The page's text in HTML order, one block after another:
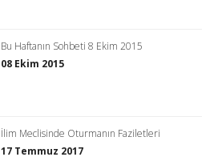
Bu Haftanın Sohbeti 8 Ekim 2015
08 Ekim 2015
İlim Meclisinde Oturmanın Faziletleri
17 Temmuz 2017